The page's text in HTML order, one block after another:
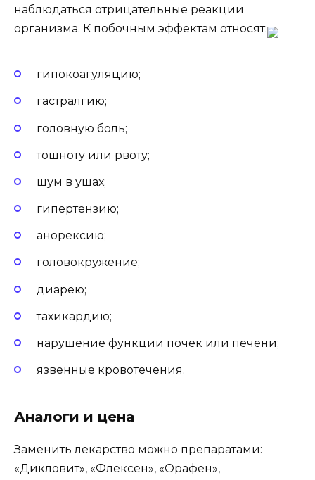
наблюдаться отрицательные реакции
организма. К побочным эффектам относят:
гипокоагуляцию;
гастралгию;
головную боль;
тошноту или рвоту;
шум в ушах;
гипертензию;
анорексию;
головокружение;
диарею;
тахикардию;
нарушение функции почек или печени;
язвенные кровотечения.
Аналоги и цена
Заменить лекарство можно препаратами:
«Дикловит», «Флексен», «Орафен»,